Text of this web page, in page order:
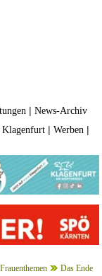
|News-Archiv
|Werben |
Das Ende